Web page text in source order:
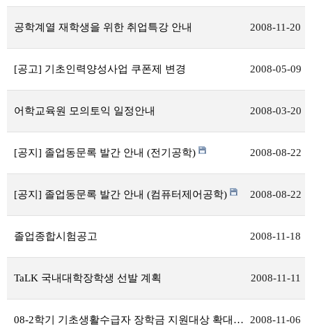
공학계열 재학생을 위한 취업특강 안내 2008-11-20
[공고] 기초인력양성사업 쿠폰제 변경 2008-05-09
어학교육원 모의토익 일정안내 2008-03-20
[공지] 졸업동문록 발간 안내 (전기공학) 2008-08-22
[공지] 졸업동문록 발간 안내 (컴퓨터제어공학) 2008-08-22
졸업종합시험공고 2008-11-18
TaLK 국내대학장학생 선발 계획 2008-11-11
08-2학기 기초생활수급자 장학금 지원대상 확대에 따른 추가신청 안내 2008-11-06